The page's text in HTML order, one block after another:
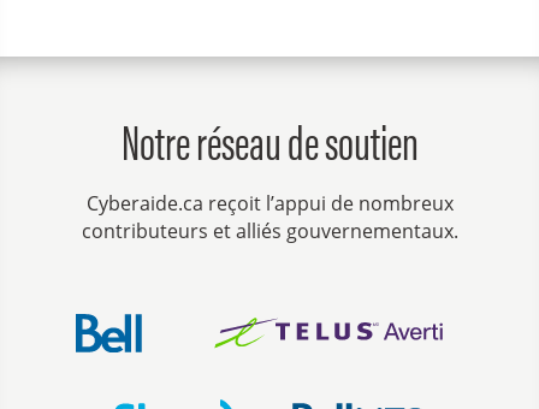
Notre réseau de soutien
Cyberaide.ca reçoit l’appui de nombreux
contributeurs et alliés gouvernementaux.